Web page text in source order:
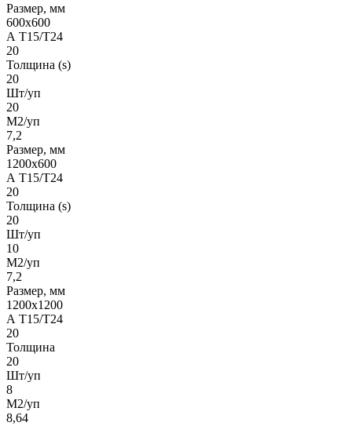
Размер, мм
600x600
А Т15/Т24
20
Толщина (s)
20
Шт/уп
20
М2/уп
7,2
Размер, мм
1200x600
А Т15/Т24
20
Толщина (s)
20
Шт/уп
10
М2/уп
7,2
Размер, мм
1200х1200
А Т15/Т24
20
Толщина
20
Шт/уп
8
М2/уп
8,64